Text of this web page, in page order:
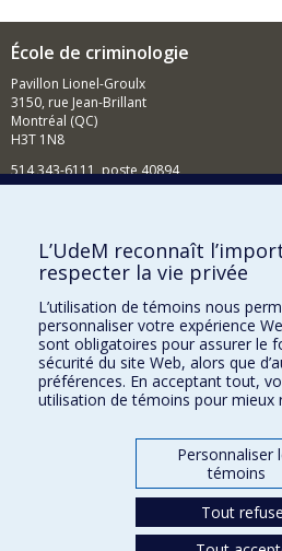
École de criminologie
Pavillon Lionel-Groulx
3150, rue Jean-Brillant
Montréal (QC)
H3T 1N8
514 343-6111, poste 40894
Comment soutenir l'École?
BESOIN D'AIDE?
Plan du site
Signaler une erreur
Accessibilité
FACULTÉ DES ARTS ET DES SCIENCES
Nos départements et écoles
L’UdeM reconnaît
respecter la vie privée
L’utilisation de témoins nous
personnaliser votre expérience
sont obligatoires pour assurer le
sécurité du site Web, alors que
préférences. En acceptant tout,
utilisation de témoins pour mieux
Personnaliser
témoins
Tout